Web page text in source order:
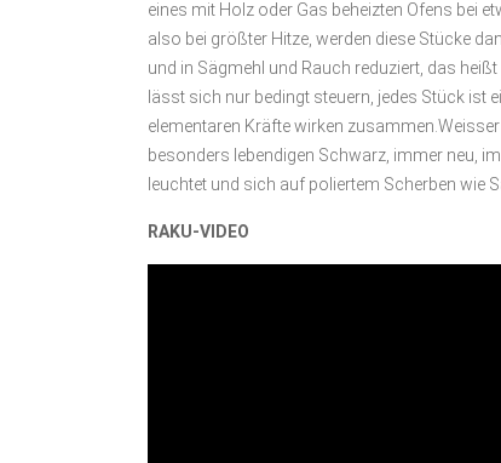
eines mit Holz oder Gas beheizten Ofens bei
also bei größter Hitze, werden diese Stücke
und in Sägmehl und Rauch reduziert, das
lässt sich nur bedingt steuern, jedes Stück ist
elementaren Kräfte wirken
besonders lebendigen Schwarz, immer neu,
leuchtet und sich auf poliertem Scherben wie
RAKU-VIDEO